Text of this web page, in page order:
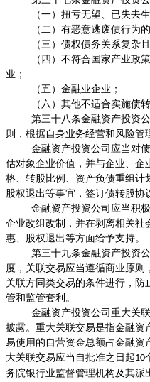
（一）扭亏无望、已失去
（二）有恶意逃废债行为
（三）债权债务关系复杂
（四）不符合国家产业政
业；
（五）金融业企业；
（六）其他不适合实施债
第三十八条金融资产投资
则，根据自身业务经营和风险管
金融资产投资公司应当对
估对象企业价值，并与企业、企
格、转股比例、资产负债重组计
股权退出等事宜，签订债转股协
金融资产投资公司应当积
企业改组改制，并在剥离相关社
惠、股权退出等方面给予支持。
第三十九条金融资产投资
度，关联交易应当遵循商业原
关联方同类交易的条件进行，
管和监管套利。
金融资产投资公司重大关
披露。重大关联交易是指金融资
易使用的自营资金总额占金融资
大关联交易应当自批准之日起10
务院银行业监督管理机构及其派